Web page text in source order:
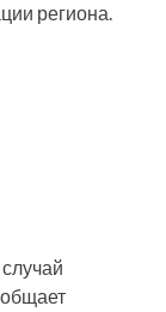
региона.